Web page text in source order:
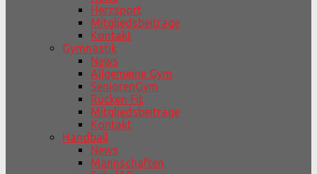
Herzsport
Mitgliedsbeiträge
Kontakt
Gymnastik
News
Allgemeine Gym
SeniorenGym
Rücken Fit
Mitgliedsbeiträge
Kontakt
Handball
News
Mannschaften